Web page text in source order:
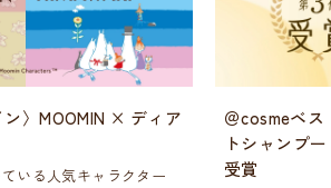
ン〉MOOMIN × ディア
いる人気キャラクター
＠cosmeベ
トシャンプ
受賞